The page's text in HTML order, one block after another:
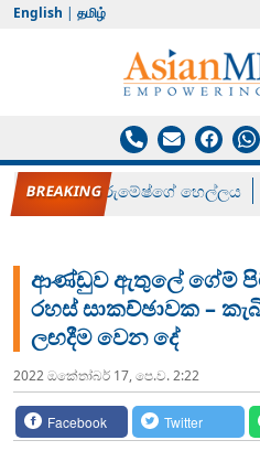
English | தமிழ்
රන් ගෙනා රුමේෂ්ගේ හෙල්ලය
ආණ්ඩුව ඇතුලේ ගේම්
රහස් සාකච්ඡාවක –
ලඟදීම වෙන දේ
2022 ඔක්‍තෝබර් 17, පෙ.ව. 2:22
Facebook Twitter